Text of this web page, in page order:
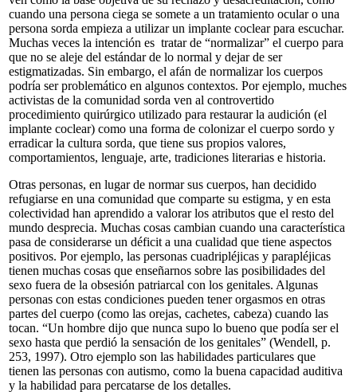
cuando una persona ciega se somete a un tratamiento ocular o una
persona sorda empieza a utilizar un implante coclear para escuchar.
Muchas veces la intención es tratar de “normalizar” el cuerpo para
que no se aleje del estándar de lo normal y dejar de ser
estigmatizadas. Sin embargo, el afán de normalizar los cuerpos
podría ser problemático en algunos contextos. Por ejemplo, muches
activistas de la comunidad sorda ven al controvertido
procedimiento quirúrgico utilizado para restaurar la audición (el
implante coclear) como una forma de colonizar el cuerpo sordo y
erradicar la cultura sorda, que tiene sus propios valores,
comportamientos, lenguaje, arte, tradiciones literarias e historia.
Otras personas, en lugar de normar sus cuerpos, han decidido
refugiarse en una comunidad que comparte su estigma, y en esta
colectividad han aprendido a valorar los atributos que el resto del
mundo desprecia. Muchas cosas cambian cuando una característica
pasa de considerarse un déficit a una cualidad que tiene aspectos
positivos. Por ejemplo, las personas cuadripléjicas y parapléjicas
tienen muchas cosas que enseñarnos sobre las posibilidades del
sexo fuera de la obsesión patriarcal con los genitales. Algunas
personas con estas condiciones pueden tener orgasmos en otras
partes del cuerpo (como las orejas, cachetes, cabeza) cuando las
tocan. “Un hombre dijo que nunca supo lo bueno que podía ser el
sexo hasta que perdió la sensación de los genitales” (Wendell, p.
253, 1997). Otro ejemplo son las habilidades particulares que
tienen las personas con autismo, como la buena capacidad auditiva
y la habilidad para percatarse de los detalles.